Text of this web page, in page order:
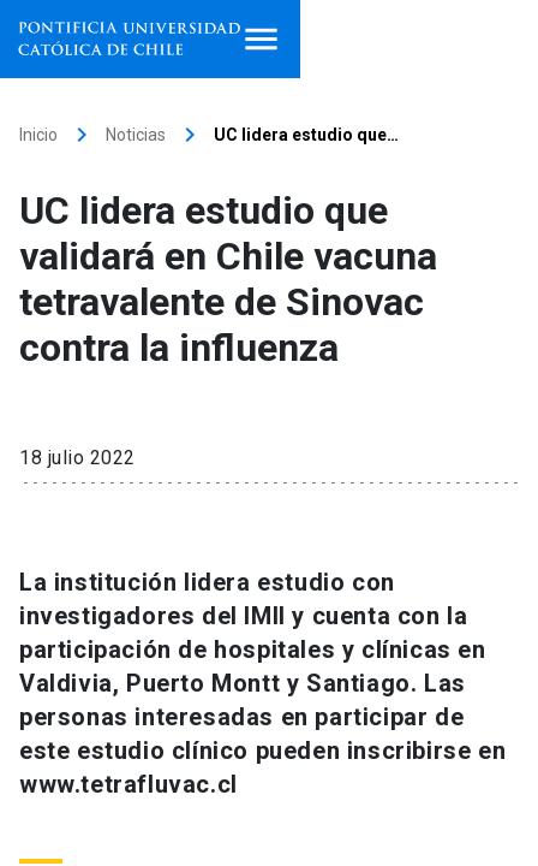
Facultades, escuelas e
institutos
Investigación
Información para keyboard_arrow_down
Futuros estudiantes
Estudiantes
Académicos
Personal
Go to english site launch
ACCESOS DIRECTOS
Admisión launch
Inicio keyboard_arrow_right Noticias keyboard_arrow_right UC lidera estudio que…
UC lidera estudio que
validará en Chile vacuna
tetravalente de Sinovac
contra la influenza
18 julio 2022
La institución lidera estudio con
investigadores del IMII y cuenta con la
participación de hospitales y clínicas en
Valdivia, Puerto Montt y Santiago. Las
personas interesadas en participar de
este estudio clínico pueden inscribirse en
www.tetrafluvac.cl